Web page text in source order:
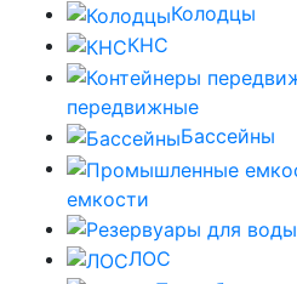
Колодцы
КНС
передвижные
Бассейны
емкости
ЛОС